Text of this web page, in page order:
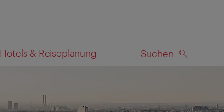
Hotels & Reiseplanung Suchen